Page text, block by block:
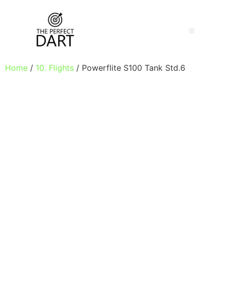
Home / 10. Flights / Powerflite S100 Tank Std.6